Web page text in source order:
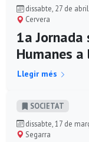
dissabte, 27 de
Cervera
1a Jornada
Humanes
Llegir més
SOCIETAT
dissabte, 17 de
Segarra